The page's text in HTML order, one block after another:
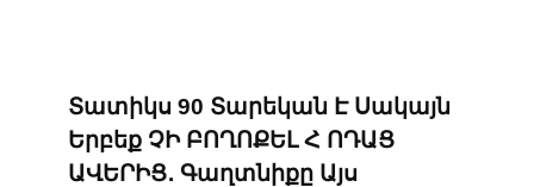
Տատիկս 90 Տարեկան Է Սակայն
Երբեք ՉԻ ԲՈՂՈՔԵԼ Հ ՈԴԱՑ
ԱՎԵՐԻՑ․ Գաղտնիքը Այս